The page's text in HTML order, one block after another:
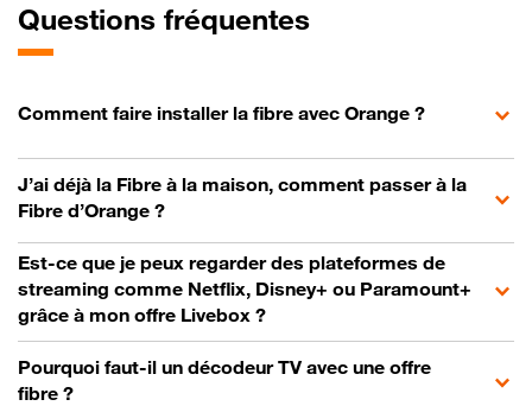
Questions fréquentes
Comment faire installer la fibre avec Orange ?
J’ai déjà la Fibre à la maison, comment passer à la
Fibre d’Orange ?
Est-ce que je peux regarder des plateformes de
streaming comme Netflix, Disney+ ou Paramount+
grâce à mon offre Livebox ?
Pourquoi faut-il un décodeur TV avec une offre
fibre ?